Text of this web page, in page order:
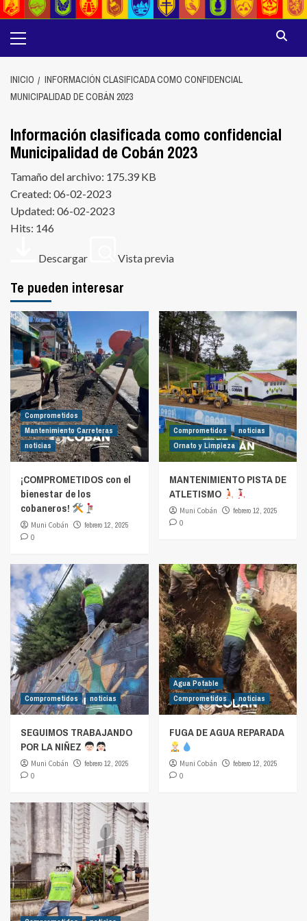
principal
INICIO
INFORMACIÓN CLASIFICADA COMO CONFIDENCIAL
MUNICIPALIDAD DE COBÁN 2023
Información clasificada como confidencial
Municipalidad de Cobán 2023
Tamaño del archivo: 175.39 KB
Created: 06-02-2023
Updated: 06-02-2023
Hits: 146
Descargar Vista previa
Te pueden interesar
Comprometidos
Mantenimiento Carreteras
noticias
¡COMPROMETIDOS con el
bienestar de los
cobaneros!
Muni Cobán
febrero 12, 2025
0
Comprometidos
noticias
Ornato y Limpieza
MANTENIMIENTO PISTA DE
ATLETISMO
Muni Cobán
febrero 12, 2025
0
Comprometidos noticias
SEGUIMOS TRABAJANDO
POR LA NIÑEZ
Muni Cobán
febrero 12, 2025
0
Agua Potable
Comprometidos
noticias
FUGA DE AGUA REPARADA
Muni Cobán
febrero 12, 2025
0